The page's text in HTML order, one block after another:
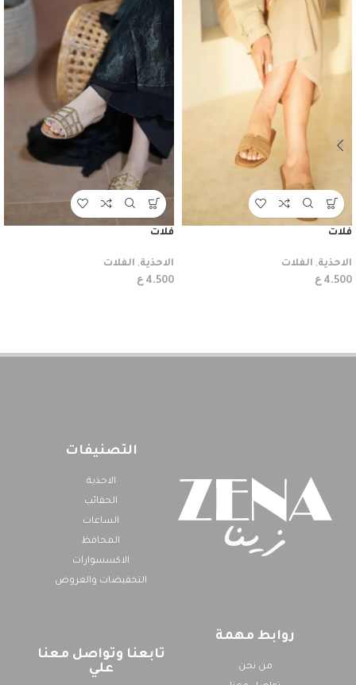
فلات
الاحذية, الفلات
4.500 ع
فلات
الاحذية, الفلات
4.500 ع
التصنيفات
الاحذية
الحقائب
الساعات
المحافظ
الاكسسوارات
التخفيضات والعروض
روابط مهمة
من نحن
تابعنا وتواصل معنا
علي